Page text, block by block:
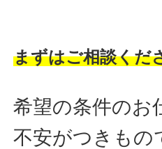
まずはご相談くだ
希望の条件のお
不安がつきもの